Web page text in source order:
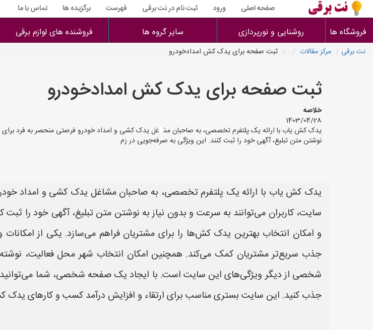
صفحه اصلی ورود ثبت نام در نت برقی فهرست برگزیده ها تماس با ما
فروشگاه ها روشنایی و نورپردازی سایر گروه ها فروشنده های لوازم برقی
نت برقی مرکز مقالات ثبت صفحه برای یدک کش امدادخودرو
ثبت صفحه برای یدک کش امدادخودرو
خلاصه
1403/04/28
یدک کش یاب با ارائه یک پلتفرم تخصصی، به صاحبان مشاغل یدک کشی و امداد خودرو فرصتی منحصر به فرد برای
نوشتن متن تبلیغ، آگهی خود را ثبت کنند. این ویژگی به صرفه‌جویی در زم
یدک کش یاب با ارائه یک پلتفرم تخصصی، به صاحبان مشاغل یدک کشی و امداد
سایت، کاربران می‌توانند به سرعت و بدون نیاز به نوشتن متن تبلیغ، آگهی خود را
و امکان انتخاب بهترین یدک کش‌ها را برای مشتریان فراهم می‌سازد. یکی از
جذب سریع‌تر مشتریان کمک می‌کند. همچنین امکان انتخاب شهر محل فعالیت،
شخصی از دیگر ویژگی‌های این سایت است. با ایجاد یک صفحه شخصی، شما می‌توانید
جذب کنید. این سایت بستری مناسب برای ارتقاء و افزایش درآمد کسب و کارهای یدک